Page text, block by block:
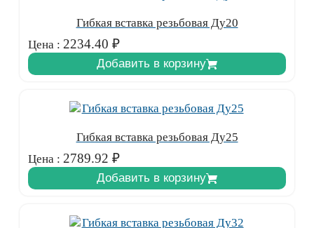
Гибкая вставка резьбовая Ду20
Цена : 2234.40 ₽
Добавить в корзину
Гибкая вставка резьбовая Ду25
Цена : 2789.92 ₽
Добавить в корзину